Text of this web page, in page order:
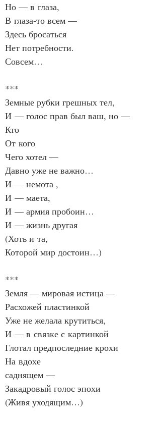
Но — в глаза,
В глаза‑то всем —
Здесь бросаться
Нет потребности.
Совсем…
***
Земные рубки грешных тел,
И — голос прав был ваш, но —
Кто
От кого
Чего хотел —
Давно уже не важно…
И — немота ,
И — маета,
И — армия пробоин…
И — жизнь другая
(Хоть и та,
Которой мир достоин…)
***
Земля — мировая истица —
Расхожей пластинкой
Уже не желала крутиться,
И — в связке с картинкой
Глотал предпоследние крохи
На вдохе
саднящем —
Закадровый голос эпохи
(Живя уходящим…)